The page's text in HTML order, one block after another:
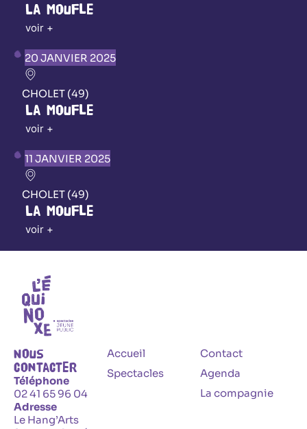
La Moufle
voir +
20 JANVIER 2025
CHOLET (49)
La Moufle
voir +
11 JANVIER 2025
CHOLET (49)
La Moufle
voir +
Nous
contacter
Téléphone
02 41 65 96 04
Adresse
Le Hang’Arts
Accueil
Spectacles
Contact
Agenda
La compagnie